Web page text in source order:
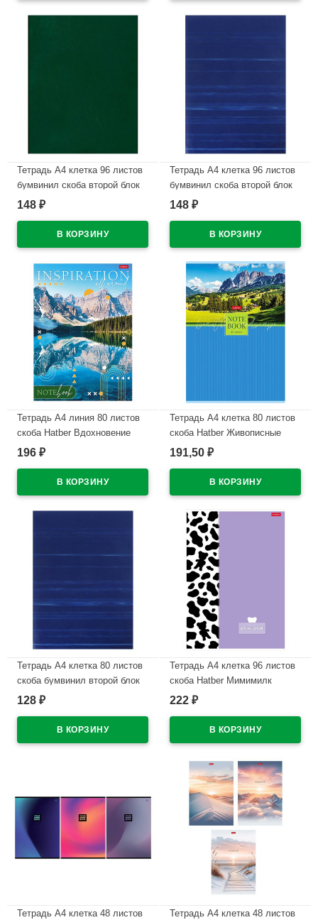
Тетрадь А4 клетка 96 листов
бумвинил скоба второй блок
BG зеленый
148 ₽
Тетрадь А4 клетка 96 листов
бумвинил скоба второй блок
BG синий арт.Т4бв96кЭ_12342
148 ₽
Тетрадь А4 линия 80 листов
скоба Hatber Вдохновение
вокруг ассорти арт.80Т4лтВ2
196 ₽
Тетрадь А4 клетка 80 листов
скоба Hatber Живописные
пейзажи глянцевая
арт.80Т4лВ1
191,50 ₽
Тетрадь А4 клетка 80 листов
скоба бумвинил второй блок
BG синий арт.Т4бв80кЭ_12326
128 ₽
Тетрадь А4 клетка 96 листов
скоба Hatber Мимимилк
(Mimimilk) матовая ламинация
222 ₽
Тетрадь А4 клетка 48 листов
Тетрадь А4 клетка 48 листов